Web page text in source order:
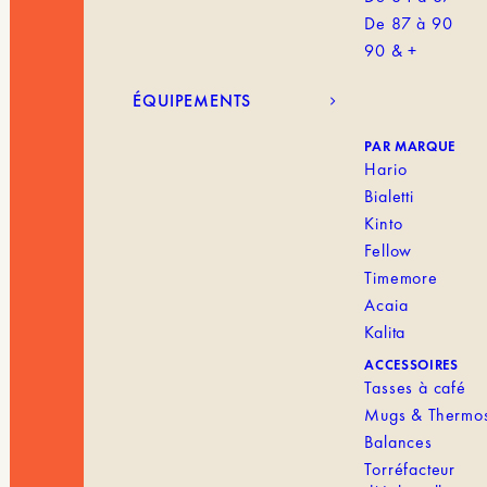
De 87 à 90
90 & +
ÉQUIPEMENTS
PAR MARQUE
Hario
Bialetti
Kinto
Fellow
Timemore
Acaia
Kalita
ACCESSOIRES
Tasses à café
Mugs &
Balances
Torréfacteur